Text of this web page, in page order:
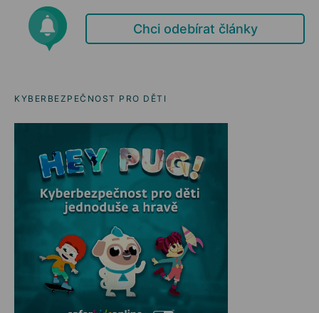
Chci odebírat články
KYBERBEZPEČNOST PRO DĚTI